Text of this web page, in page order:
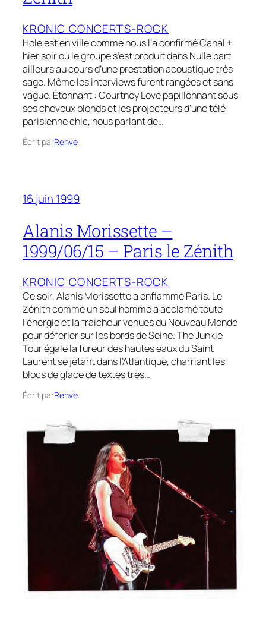
KRONIC CONCERTS-ROCK
Hole est en ville comme nous l’a confirmé Canal +
hier soir où le groupe s’est produit dans Nulle part
ailleurs au cours d’une prestation acoustique très
sage. Même les interviews furent rangées et sans
vague. Étonnant : Courtney Love papillonnant sous
ses cheveux blonds et les projecteurs d’une télé
parisienne chic, nous parlant de…
Écrit parRehve
16 juin 1999
Alanis Morissette –
1999/06/15 – Paris le Zénith
KRONIC CONCERTS-ROCK
Ce soir, Alanis Morissette a enflammé Paris. Le
Zénith comme un seul homme a acclamé toute
l’énergie et la fraîcheur venues du Nouveau Monde
pour déferler sur les bords de Seine. The Junkie
Tour égale la fureur des hautes eaux du Saint
Laurent se jetant dans l’Atlantique, charriant les
blocs de glace de textes très…
Écrit parRehve